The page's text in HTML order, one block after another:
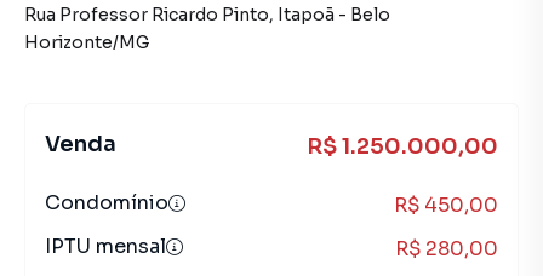
Rua Professor Ricardo Pinto, Itapoã - Belo
Horizonte/MG
Venda R$ 1.250.000,00
Condomínio
R$ 450,00
IPTU mensal
R$ 280,00